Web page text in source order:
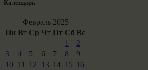
Календарь
Февраль 2025
Пн Вт Ср Чт Пт Сб Вс
1
2
3
4 5 6 7 8
9
10
11 12 13 14 15
16